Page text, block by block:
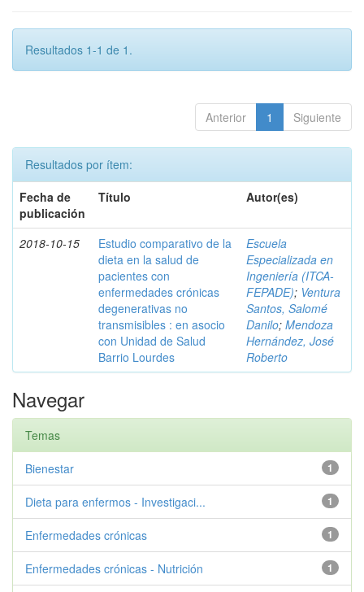
Resultados 1-1 de 1.
Anterior 1 Siguiente
Resultados por ítem:
Fecha de
publicación
Título Autor(es)
2018-10-15
Estudio comparativo de la
dieta en la salud de
pacientes con
enfermedades crónicas
degenerativas no
transmisibles : en asocio
con Unidad de Salud
Barrio Lourdes
Escuela
Especializada en
Ingeniería (ITCA-
FEPADE); Ventura
Santos, Salomé
Danilo; Mendoza
Hernández, José
Roberto
Navegar
Temas
1
Bienestar
1
Dieta para enfermos - Investigaci...
1
Enfermedades crónicas
1
Enfermedades crónicas - Nutrición